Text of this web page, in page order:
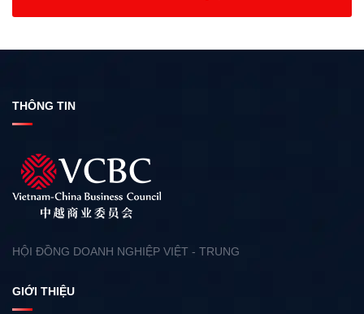
THÔNG TIN
HỘI ĐỒNG DOANH NGHIỆP VIỆT - TRUNG
GIỚI THIỆU